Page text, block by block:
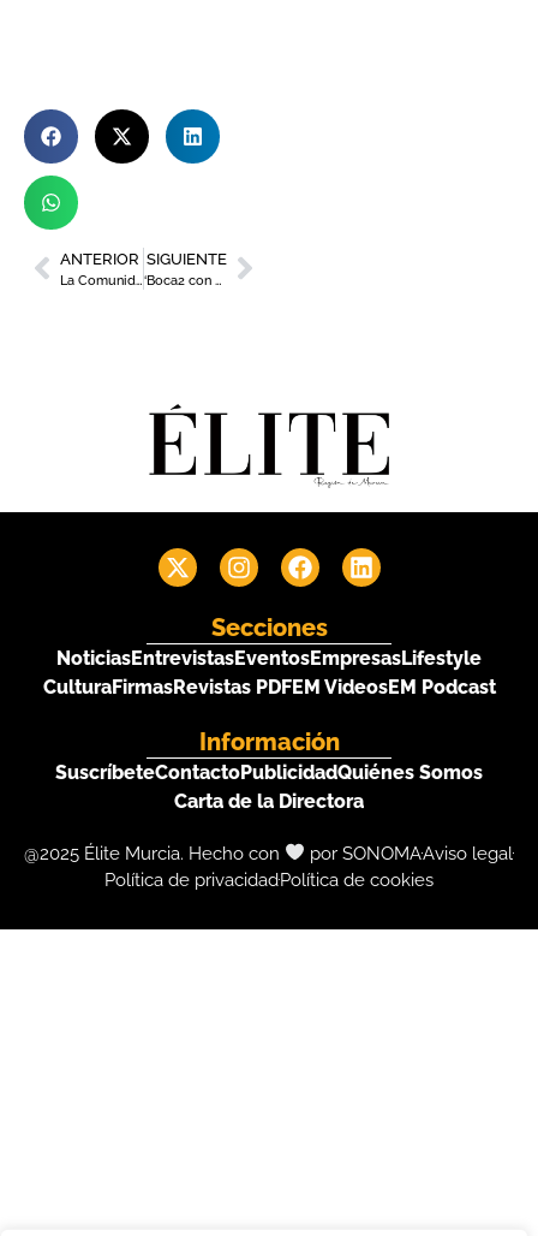
ANTERIOR
La Comunidad apuesta por impulsar el enoturismo
SIGUIENTE
‘Boca2 con Reserva 60’ de Estrella de Levante ya tiene ganadores en Murcia y Cartagena
Secciones
NoticiasEntrevistasEventosEmpresasLifestyle
CulturaFirmasRevistas PDFEM VideosEM Podcast
Información
SuscríbeteContactoPublicidadQuiénes Somos
Carta de la Directora
@2025 Élite Murcia. Hecho con por SONOMAAviso legal
Política de privacidadPolítica de cookies